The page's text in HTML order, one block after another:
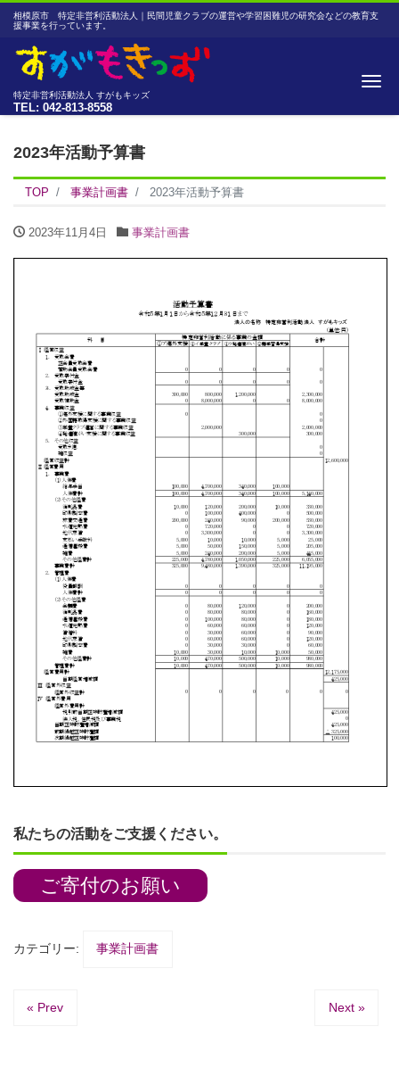
相模原市 特定非営利活動法人｜民間児童クラブの運営や学習困難児の研究会などの教育支
援事業を行っています。
特定非営利活動法人 すがもキッズ
TEL: 042-813-8558
2023年活動予算書
TOP 事業計画書 2023年活動予算書
2023年11月4日 事業計画書
私たちの活動をご支援ください。
ご寄付のお願い
カテゴリー: 事業計画書
« Prev Next »